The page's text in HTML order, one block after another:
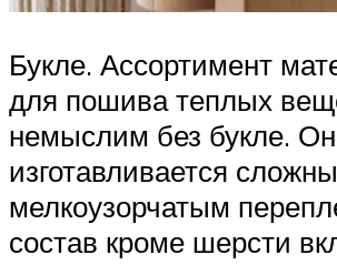
Букле. Ассортимент
для пошива теплых
немыслим без букле.
изготавливается
мелкоузорчатым
состав кроме шерсти